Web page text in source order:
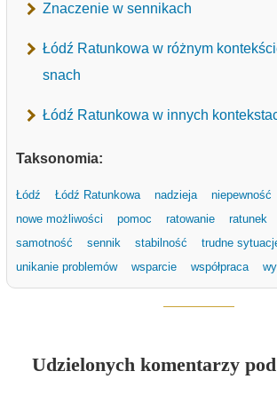
Znaczenie w sennikach
Łódź Ratunkowa w różnym
snach
Łódź Ratunkowa w innych
Taksonomia:
Łódź Łódź Ratunkowa nadzieja
niepewność
nowe możliwości
pomoc ratowanie ratunek
samotność
sennik stabilność
trudne
unikanie problemów
wsparcie współpraca
Udzielonych komentarzy